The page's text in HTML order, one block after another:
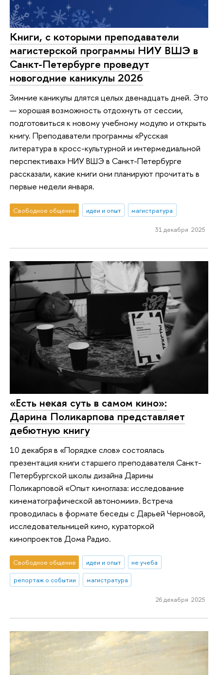
Книги, с которыми преподаватели
магистерской программы НИУ ВШЭ в
Санкт-Петербурге проведут
новогодние каникулы 2026
Зимние каникулы длятся целых двенадцать дней. Это
— хорошая возможность отдохнуть от сессии,
подготовиться к новому учебному модулю и открыть
книгу. Преподаватели программы «Русская
литература в кросс-культурной и интермедиальной
перспективах» НИУ ВШЭ в Санкт-Петербурге
рассказали, какие книги они планируют прочитать в
первые недели января.
Свободное общение идеи и опыт магистратура
31 декабря 2025
«Есть некая суть в самом кино»:
Дарина Поликарпова представляет
дебютную книгу
10 декабря в «Порядке слов» состоялась
презентация книги старшего преподавателя Санкт-
Петербургской школы дизайна Дарины
Поликарповой «Опыт киноглаза: исследование
кинематографической автономии». Встреча
проводилась в формате беседы с Дарьей Черновой,
исследовательницей кино, кураторкой
кинопроектов Дома Радио.
Свободное общение идеи и опыт
не учеба
репортаж о событии
магистратура
26 декабря 2025